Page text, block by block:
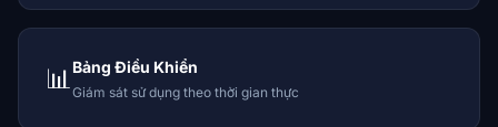
📊 Bảng Điều Khiển
Giám sát sử dụng theo thời gian thực